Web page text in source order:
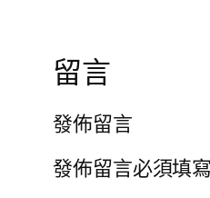
留言
發佈留言
發佈留言必須填